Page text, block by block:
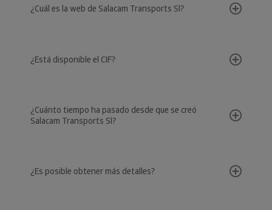
¿Cuál es la web de Salacam Transports Sl?
¿Está disponible el CIF?
¿Cuánto tiempo ha pasado desde que se creó
Salacam Transports Sl?
¿Es posible obtener más detalles?